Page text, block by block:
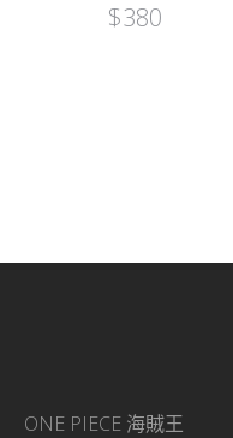
$380
ONE PIECE 海賊王